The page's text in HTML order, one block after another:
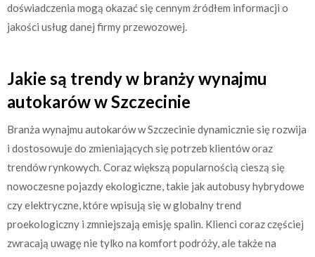
doświadczenia mogą okazać się cennym źródłem informacji o
jakości usług danej firmy przewozowej.
Jakie są trendy w branży wynajmu
autokarów w Szczecinie
Branża wynajmu autokarów w Szczecinie dynamicznie się rozwija
i dostosowuje do zmieniających się potrzeb klientów oraz
trendów rynkowych. Coraz większą popularnością cieszą się
nowoczesne pojazdy ekologiczne, takie jak autobusy hybrydowe
czy elektryczne, które wpisują się w globalny trend
proekologiczny i zmniejszają emisję spalin. Klienci coraz częściej
zwracają uwagę nie tylko na komfort podróży, ale także na